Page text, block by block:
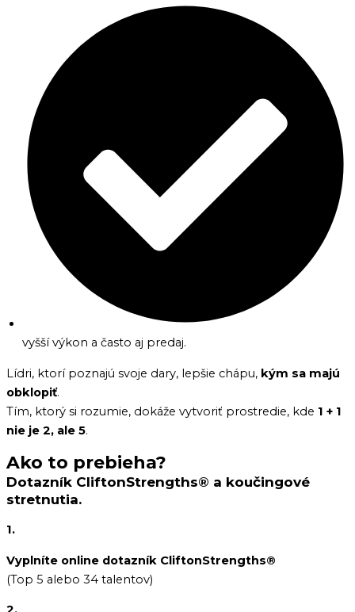
vyšší výkon a často aj predaj.
Lídri, ktorí poznajú svoje dary, lepšie chápu, kým sa majú
obklopiť.
Tím, ktorý si rozumie, dokáže vytvoriť prostredie, kde 1 + 1
nie je 2, ale 5.
Ako to prebieha?
Dotazník CliftonStrengths® a koučingové
stretnutia.
1.
Vyplníte online dotazník CliftonStrengths®
(Top 5 alebo 34 talentov)